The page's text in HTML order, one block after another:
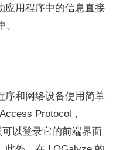
应用程序中的信息直接
序和网络设备使用简单
Protocol，
以登录它的前端界面